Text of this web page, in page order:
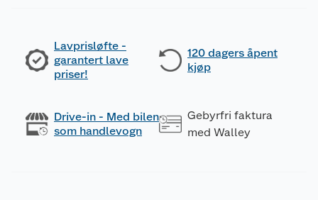
Lavprisløfte -
garantert lave
priser!
120 dagers åpent
kjøp
Drive-in - Med bilen
som handlevogn
Gebyrfri faktura
med Walley